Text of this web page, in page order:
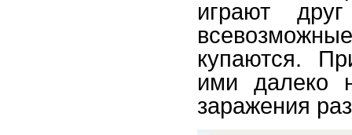
играют
купаются.
ими далеко
заражения